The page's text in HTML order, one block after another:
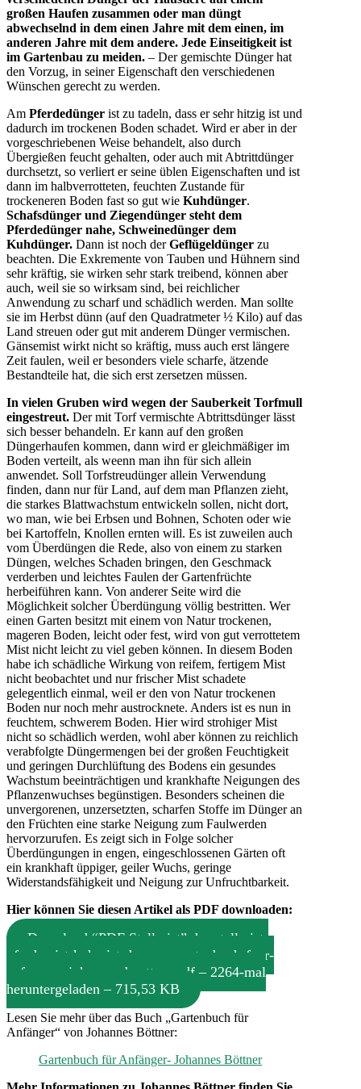
großen Haufen zusammen oder man düngt
abwechselnd in dem einen Jahre mit dem einen, im
anderen Jahre mit dem andere. Jede Einseitigkeit ist
im Gartenbau zu meiden. – Der gemischte Dünger hat
den Vorzug, in seiner Eigenschaft den verschiedenen
Wünschen gerecht zu werden.
Am Pferdedünger ist zu tadeln, dass er sehr hitzig ist und
dadurch im trockenen Boden schadet. Wird er aber in der
vorgeschriebenen Weise behandelt, also durch
Übergießen feucht gehalten, oder auch mit Abtrittdünger
durchsetzt, so verliert er seine üblen Eigenschaften und ist
dann im halbverrotteten, feuchten Zustande für
trockeneren Boden fast so gut wie Kuhdünger.
Schafsdünger und Ziegendünger steht dem
Pferdedünger nahe, Schweinedünger dem
Kuhdünger. Dann ist noch derGeflügeldünger zu
beachten. Die Exkremente von Tauben und Hühnern sind
sehr kräftig, sie wirken sehr stark treibend, können aber
auch, weil sie so wirksam sind, bei reichlicher
Anwendung zu scharf und schädlich werden. Man sollte
sie im Herbst dünn (auf den Quadratmeter ½ Kilo) auf das
Land streuen oder gut mit anderem Dünger vermischen.
Gänsemist wirkt nicht so kräftig, muss auch erst längere
Zeit faulen, weil er besonders viele scharfe, ätzende
Bestandteile hat, die sich erst zersetzen müssen.
In vielen Gruben wird wegen der Sauberkeit Torfmull
eingestreut. Der mit Torf vermischte Abtrittsdünger lässt
sich besser behandeln. Er kann auf den großen
Düngerhaufen kommen, dann wird er gleichmäßiger im
Boden verteilt, als weenn man ihn für sich allein
anwendet. Soll Torfstreudünger allein Verwendung
finden, dann nur für Land, auf dem man Pflanzen zieht,
die starkes Blattwachstum entwickeln sollen, nicht dort,
wo man, wie bei Erbsen und Bohnen, Schoten oder wie
bei Kartoffeln, Knollen ernten will. Es ist zuweilen auch
vom Überdüngen die Rede, also von einem zu starken
Düngen, welches Schaden bringen, den Geschmack
verderben und leichtes Faulen der Gartenfrüchte
herbeiführen kann. Von anderer Seite wird die
Möglichkeit solcher Überdüngung völlig bestritten. Wer
einen Garten besitzt mit einem von Natur trockenen,
mageren Boden, leicht oder fest, wird von gut verrottetem
Mist nicht leicht zu viel geben können. In diesem Boden
habe ich schädliche Wirkung von reifem, fertigem Mist
nicht beobachtet und nur frischer Mist schadete
gelegentlich einmal, weil er den von Natur trockenen
Boden nur noch mehr austrocknete. Anders ist es nun in
feuchtem, schwerem Boden. Hier wird strohiger Mist
nicht so schädlich werden, wohl aber können zu reichlich
verabfolgte Düngermengen bei der großen Feuchtigkeit
und geringen Durchlüftung des Bodens ein gesundes
Wachstum beeinträchtigen und krankhafte Neigungen des
Pflanzenwuchses begünstigen. Besonders scheinen die
unvergorenen, unzersetzten, scharfen Stoffe im Dünger an
den Früchten eine starke Neigung zum Faulwerden
hervorzurufen. Es zeigt sich in Folge solcher
Überdüngungen in engen, eingeschlossenen Gärten oft
ein krankhaft üppiger, geiler Wuchs, geringe
Widerstandsfähigkeit und Neigung zur Unfruchtbarkeit.
Hier können Sie diesen Artikel als PDF downloaden:
Download “PDF Stallmist” der-stallmist-
pferdemist-kuhmist-duenger-gartenbuch-fuer-
anfaenger-johannes-boettner.pdf – 2264-mal
heruntergeladen – 715,53 KB
Lesen Sie mehr über das Buch „Gartenbuch für
Anfänger“ von Johannes Böttner:
Gartenbuch für Anfänger- Johannes Böttner